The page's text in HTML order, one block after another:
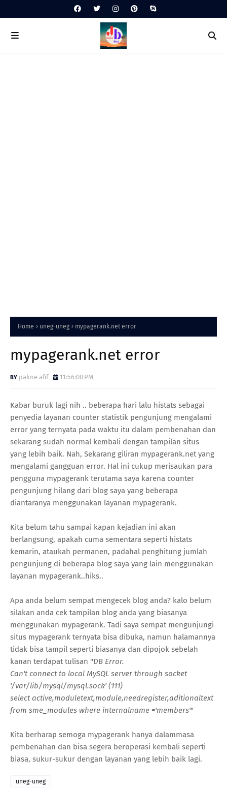
Home uneg-uneg mypagerank.net error
mypagerank.net error
pakne afif 11:56:00 PM
Kabar buruk lagi nih .. beberapa hari lalu histats sebagai
penyedia layanan counter statistik pengunjung mengalami
error yang ternyata pada waktu itu dalam pembenahan dan
sekarang sudah normal kembali dengan tampilan situs
yang lebih baik. Nah, Sekarang giliran mypagerank.net yang
mengalami gangguan error. Hal ini cukup merisaukan para
pengguna mypagerank terutama saya karena counter
pengunjung hilang dari blog saya yang beberapa
diantaranya menggunakan layanan mypagerank.
Kita belum tahu sampai kapan kejadian ini akan
berlangsung, apakah cuma sementara seperti histats
kemarin, ataukah permanen, padahal penghitung jumlah
pengunjung di beberapa blog saya yang lain menggunakan
layanan mypagerank..hiks..
Apa anda belum sempat mengecek blog anda? kalo belum
silakan anda cek tampilan blog anda yang biasanya
menggunakan mypagerank. Tadi saya sempat mengunjungi
situs mypagerank ternyata bisa dibuka, namun halamannya
tidak bisa tampil seperti biasanya dan dipojok sebelah
kanan terdapat tulisan "DB Error.
Can't connect to local MySQL server through socket
'/var/lib/mysql/mysql.sock' (111)
select active,moduletext,module,needregister,aditionaltext
from sme_modules where internalname ='members'"
Kita berharap semoga mypagerank hanya dalammasa
pembenahan dan bisa segera beroperasi kembali seperti
biasa, sukur-sukur dengan layanan yang lebih baik lagi.
uneg-uneg